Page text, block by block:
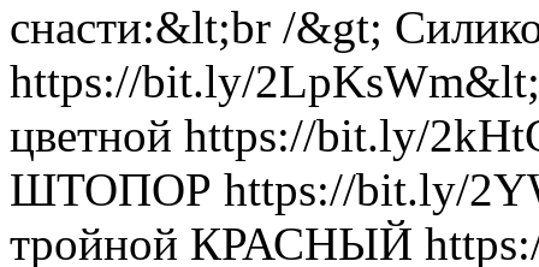
снасти:&lt;br /&gt;
https://bit.ly/
цветной https://bit.ly/
ШТОПОР https://bit.ly/
тройной КРАСНЫЙ